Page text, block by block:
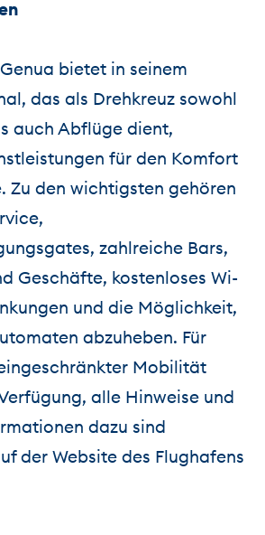
bietet in seinem
das als Drehkreuz sowohl
auch Abflüge dient,
für den Komfort
Zu den wichtigsten gehören
zahlreiche Bars,
Geschäfte, kostenloses Wi-
und die Möglichkeit,
abzuheben. Für
Mobilität
alle Hinweise und
dazu sind
der Website des Flughafens